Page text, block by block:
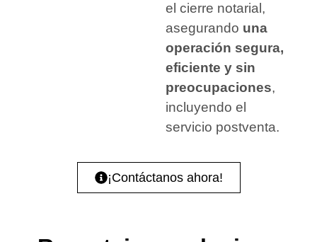
el cierre notarial,
asegurando una
operación segura,
eficiente y sin
preocupaciones,
incluyendo el
servicio postventa.
¡Contáctanos ahora!